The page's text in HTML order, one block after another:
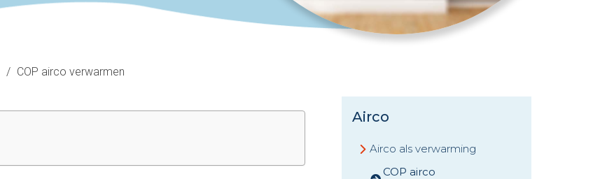
/ COP airco verwarmen
Airco
Airco als verwarming
COP airco